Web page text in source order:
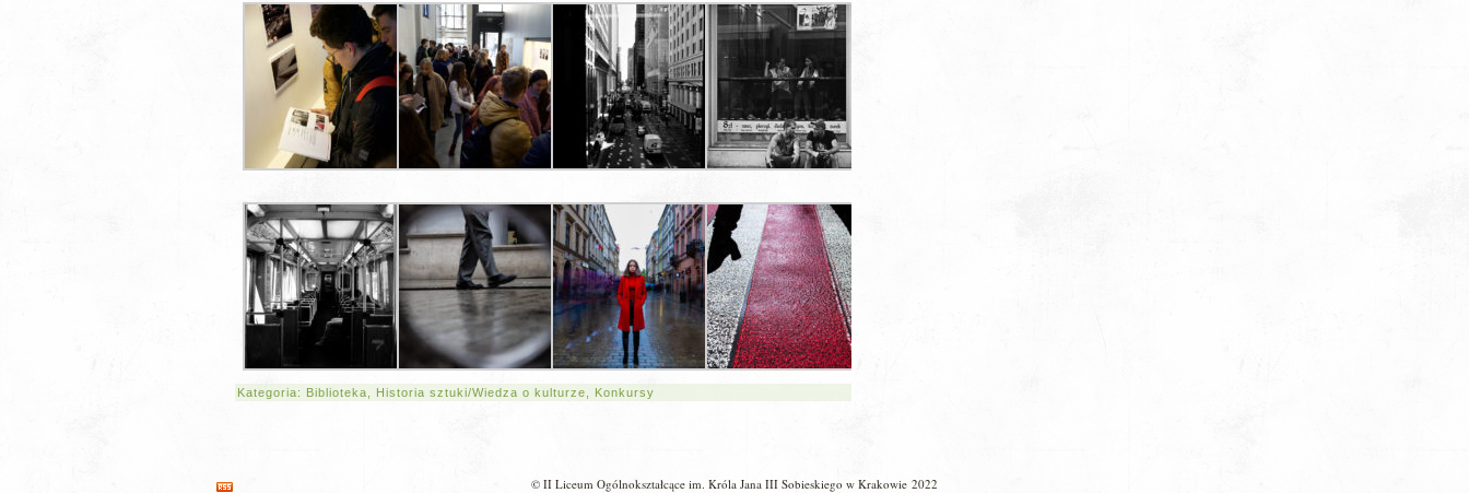
Kategoria: Biblioteka Historia sztuki/Wiedza o kulturze Konkursy
© II Liceum Ogólnokształcące im. Króla Jana III Sobieskiego w Krakowie 2022